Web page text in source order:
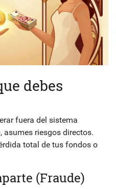
debes
fuera del sistema
riesgos directos.
total de tus fondos o
(Fraude)